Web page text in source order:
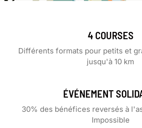
4 COURSES
Différents formats pour petits et
jusqu'à 10 km
ÉVÉNEMENT
30% des bénéfices reversés à
Impossible